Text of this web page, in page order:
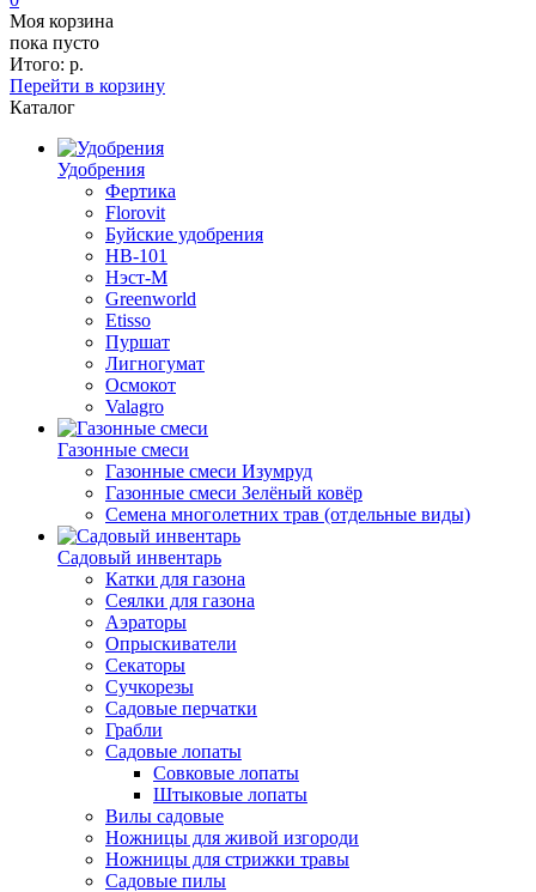
Моя корзина
пока пусто
Итого: р.
Перейти в корзину
Каталог
Удобрения
Фертика
Florovit
Буйские удобрения
HB-101
Нэст-М
Greenworld
Etisso
Пуршат
Лигногумат
Осмокот
Valagro
Газонные смеси
Газонные смеси Изумруд
Газонные смеси Зелёный ковёр
Семена многолетних трав (отдельные виды)
Садовый инвентарь
Катки для газона
Сеялки для газона
Аэраторы
Опрыскиватели
Секаторы
Сучкорезы
Садовые перчатки
Грабли
Садовые лопаты
Совковые лопаты
Штыковые лопаты
Вилы садовые
Ножницы для живой изгороди
Ножницы для стрижки травы
Садовые пилы